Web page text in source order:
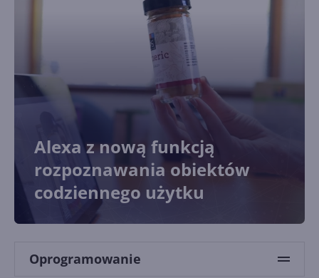
Alexa z nową funkcją
rozpoznawania obiektów
codziennego użytku
Oprogramowanie